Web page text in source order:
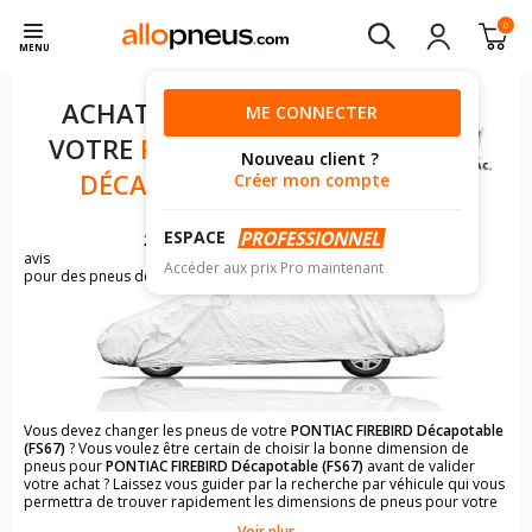
MENU
0
ME CONNECTER
Nouveau client ?
Créer mon compte
ESPACE
Accéder aux prix Pro maintenant
ACHAT DE PNEUS POUR
VOTRE PONTIAC FIREBIRD
DÉCAPOTABLE (FS67)
21
avis
pour des pneus de PONTIAC FIREBIRD
Vous devez changer les pneus de votre PONTIAC FIREBIRD Décapotable
(FS67)? Vous voulez être certain de choisir la bonne dimension de
pneus pourPONTIAC FIREBIRD Décapotable (FS67) avant de valider
votre achat ? Laissez vous guider par la recherche par véhicule qui vous
permettra de trouver rapidement les dimensions de pneus pour votre